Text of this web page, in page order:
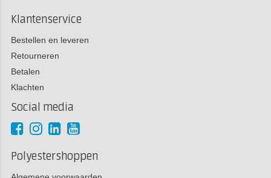
Klantenservice
Bestellen en leveren
Retourneren
Betalen
Klachten
Social media
Polyestershoppen